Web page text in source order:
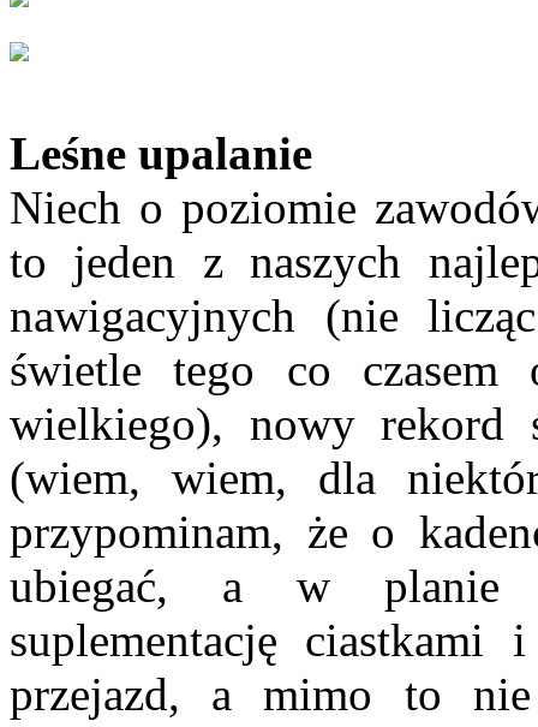
Leśne upalanie
Niech o poziomie
to jeden z naszych
nawigacyjnych (nie
świetle tego co
wielkiego), nowy
(wiem, wiem, dla
przypominam, że o
ubiegać, a w planie
suplementację
przejazd, a mimo to